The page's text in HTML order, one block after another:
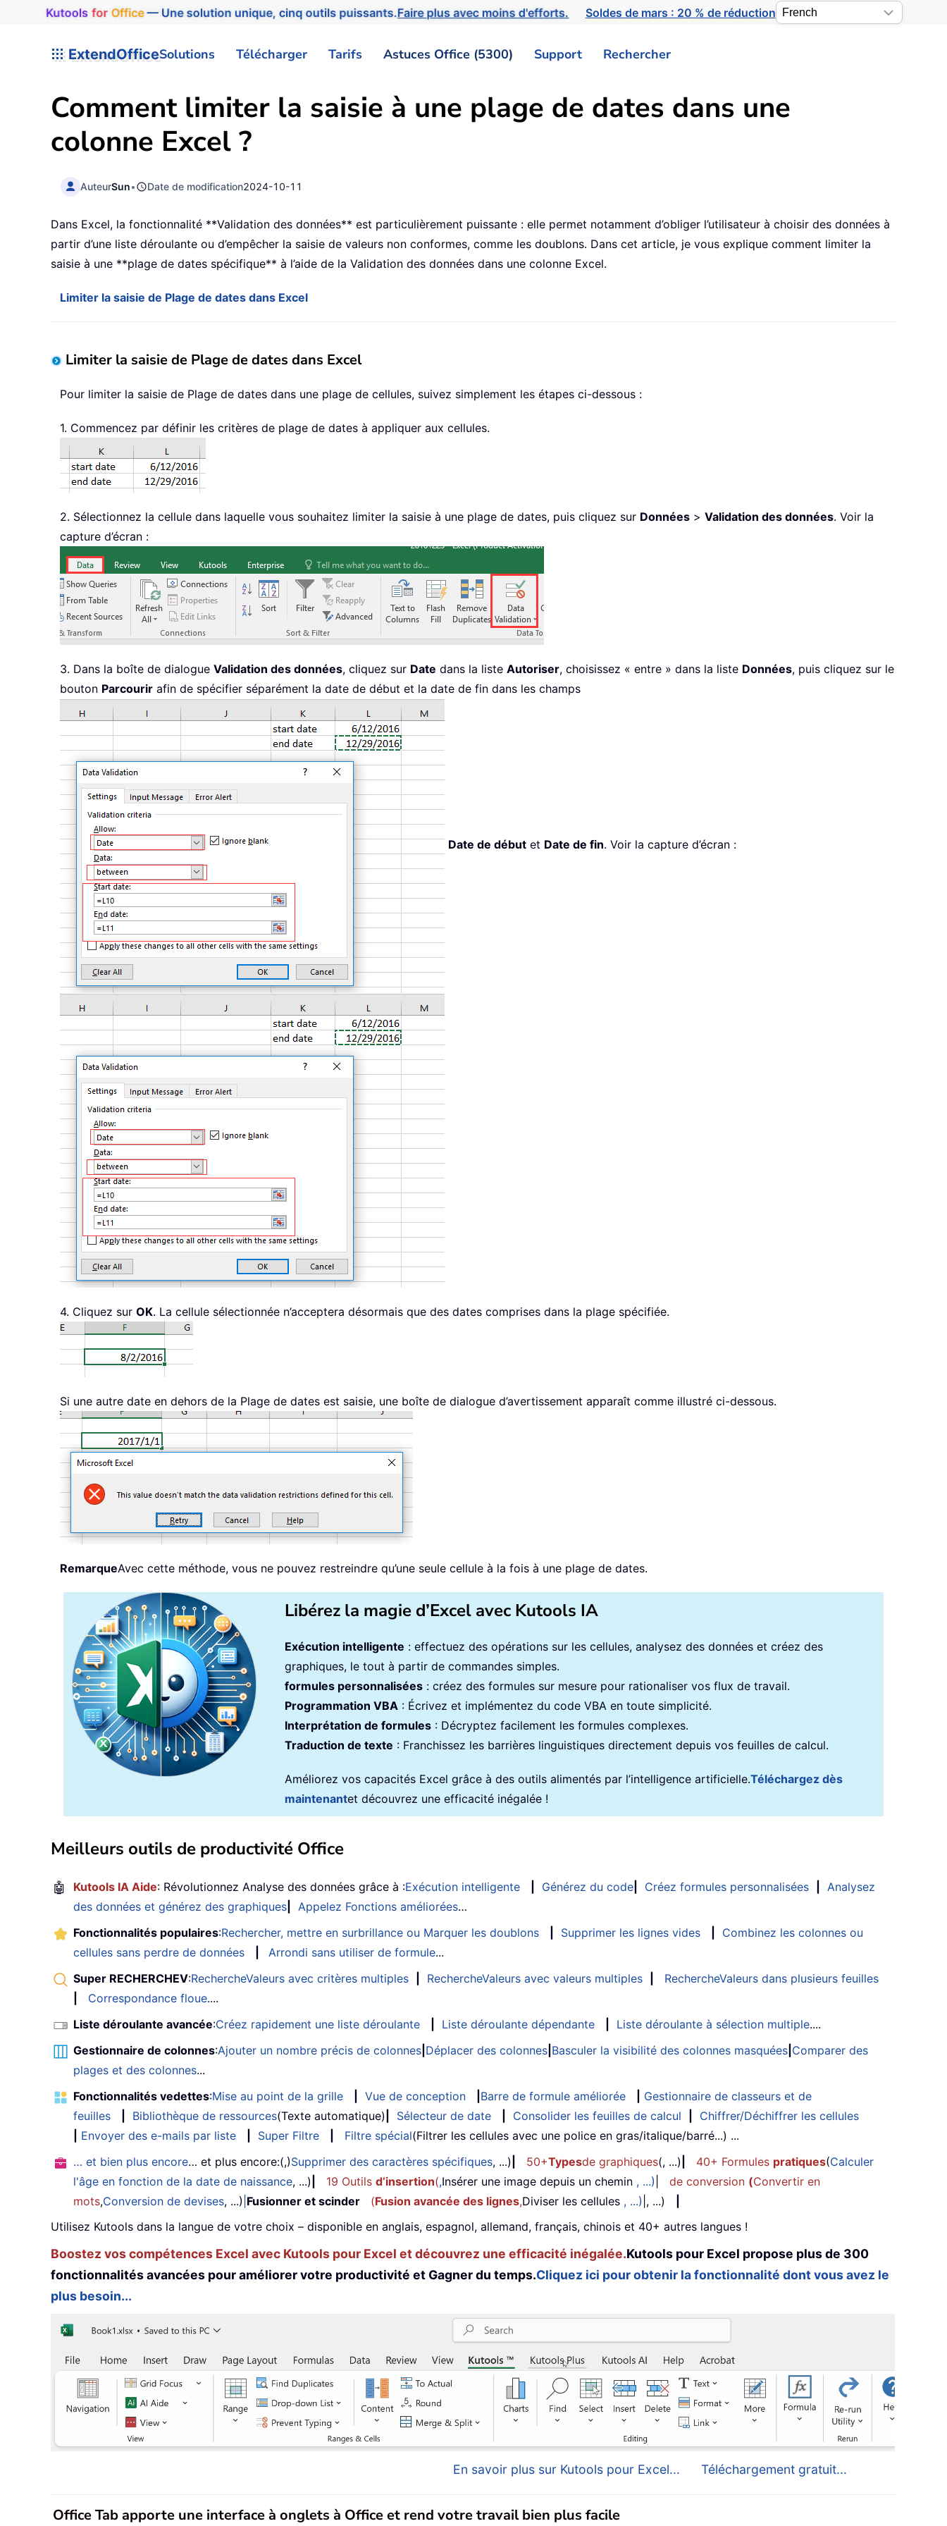
Kutools for Office— Une solution unique, cinq outils puissants.Faire plus avec moins d'efforts. Soldes de mars : 20 % de réduction
ExtendOfficeSolutions Télécharger Tarifs Astuces Office (5300) Support Rechercher
Comment limiter la saisie à une plage de dates dans une
colonne Excel ?
AuteurSun• Date de modification2024-10-11
Dans Excel, la fonctionnalité **Validation des données** est particulièrement puissante : elle permet notamment d’obliger l’utilisateur à choisir des données à
partir d’une liste déroulante ou d’empêcher la saisie de valeurs non conformes, comme les doublons. Dans cet article, je vous explique comment limiter la
saisie à une **plage de dates spécifique** à l’aide de la Validation des données dans une colonne Excel.
Limiter la saisie de Plage de dates dans Excel
Limiter la saisie de Plage de dates dans Excel
Pour limiter la saisie de Plage de dates dans une plage de cellules, suivez simplement les étapes ci-dessous :
1. Commencez par définir les critères de plage de dates à appliquer aux cellules.
2. Sélectionnez la cellule dans laquelle vous souhaitez limiter la saisie à une plage de dates, puis cliquez sur Données > Validation des données. Voir la
capture d’écran :
3. Dans la boîte de dialogue Validation des données, cliquez sur Date dans la liste Autoriser, choisissez « entre » dans la liste Données, puis cliquez sur le
bouton Parcourir afin de spécifier séparément la date de début et la date de fin dans les champs
Date de début et Date de fin. Voir la capture d’écran :
4. Cliquez sur OK. La cellule sélectionnée n’acceptera désormais que des dates comprises dans la plage spécifiée.
Si une autre date en dehors de la Plage de dates est saisie, une boîte de dialogue d’avertissement apparaît comme illustré ci-dessous.
RemarqueAvec cette méthode, vous ne pouvez restreindre qu’une seule cellule à la fois à une plage de dates.
Libérez la magie d’Excel avec Kutools IA
Exécution intelligente : effectuez des opérations sur les cellules, analysez des données et créez des
graphiques, le tout à partir de commandes simples.
formules personnalisées : créez des formules sur mesure pour rationaliser vos flux de travail.
Programmation VBA : Écrivez et implémentez du code VBA en toute simplicité.
Interprétation de formules : Décryptez facilement les formules complexes.
Traduction de texte : Franchissez les barrières linguistiques directement depuis vos feuilles de calcul.
Améliorez vos capacités Excel grâce à des outils alimentés par l’intelligence artificielle.Téléchargez dès
maintenantet découvrez une efficacité inégalée !
Meilleurs outils de productivité Office
🤖 Kutools IA Aide: Révolutionnez Analyse des données grâce à :Exécution intelligente Générez du code Créez formules personnalisées
Analysez
des données et générez des graphiques
Appelez Fonctions améliorées…
Fonctionnalités populaires:Rechercher, mettre en surbrillance ou Marquer les doublons Supprimer les lignes vides
Combinez les colonnes ou
cellules sans perdre de données
Arrondi sans utiliser de formule...
Super RECHERCHEV:RechercheValeurs avec critères multiples RechercheValeurs avec valeurs multiples
RechercheValeurs dans plusieurs feuilles
Correspondance floue....
Liste déroulante avancée:Créez rapidement une liste déroulante Liste déroulante dépendante Liste déroulante à sélection multiple....
Gestionnaire de colonnes:Ajouter un nombre précis de colonnes Déplacer des colonnes Basculer la visibilité des colonnes masquées Comparer des
plages et des colonnes...
Fonctionnalités vedettes:Mise au point de la grille Vue de conception Barre de formule améliorée
Gestionnaire de classeurs et de
feuilles
Bibliothèque de ressources(Texte automatique) Sélecteur de date Consolider les feuilles de calcul
Chiffrer/Déchiffrer les cellules
Envoyer des e-mails par liste Super Filtre Filtre spécial(Filtrer les cellules avec une police en gras/italique/barré...) ...
… et bien plus encore… et plus encore:(,)Supprimer des caractères spécifiques, ...) 50+Typesde graphiques(, ...) 40+ Formules pratiques(Calculer
l'âge en fonction de la date de naissance, ...) 19 Outils d’insertion(,Insérer une image depuis un chemin , ...) de conversion (Convertir en
mots,Conversion de devises, ...) Fusionner et scinder (Fusion avancée des lignes,Diviser les cellules , ...) |, ...)
Utilisez Kutools dans la langue de votre choix – disponible en anglais, espagnol, allemand, français, chinois et 40+ autres langues !
Boostez vos compétences Excel avec Kutools pour Excel et découvrez une efficacité inégalée.Kutools pour Excel propose plus de 300
fonctionnalités avancées pour améliorer votre productivité et Gagner du temps.Cliquez ici pour obtenir la fonctionnalité dont vous avez le
plus besoin...
En savoir plus sur Kutools pour Excel... Téléchargement gratuit...
Office Tab apporte une interface à onglets à Office et rend votre travail bien plus facile